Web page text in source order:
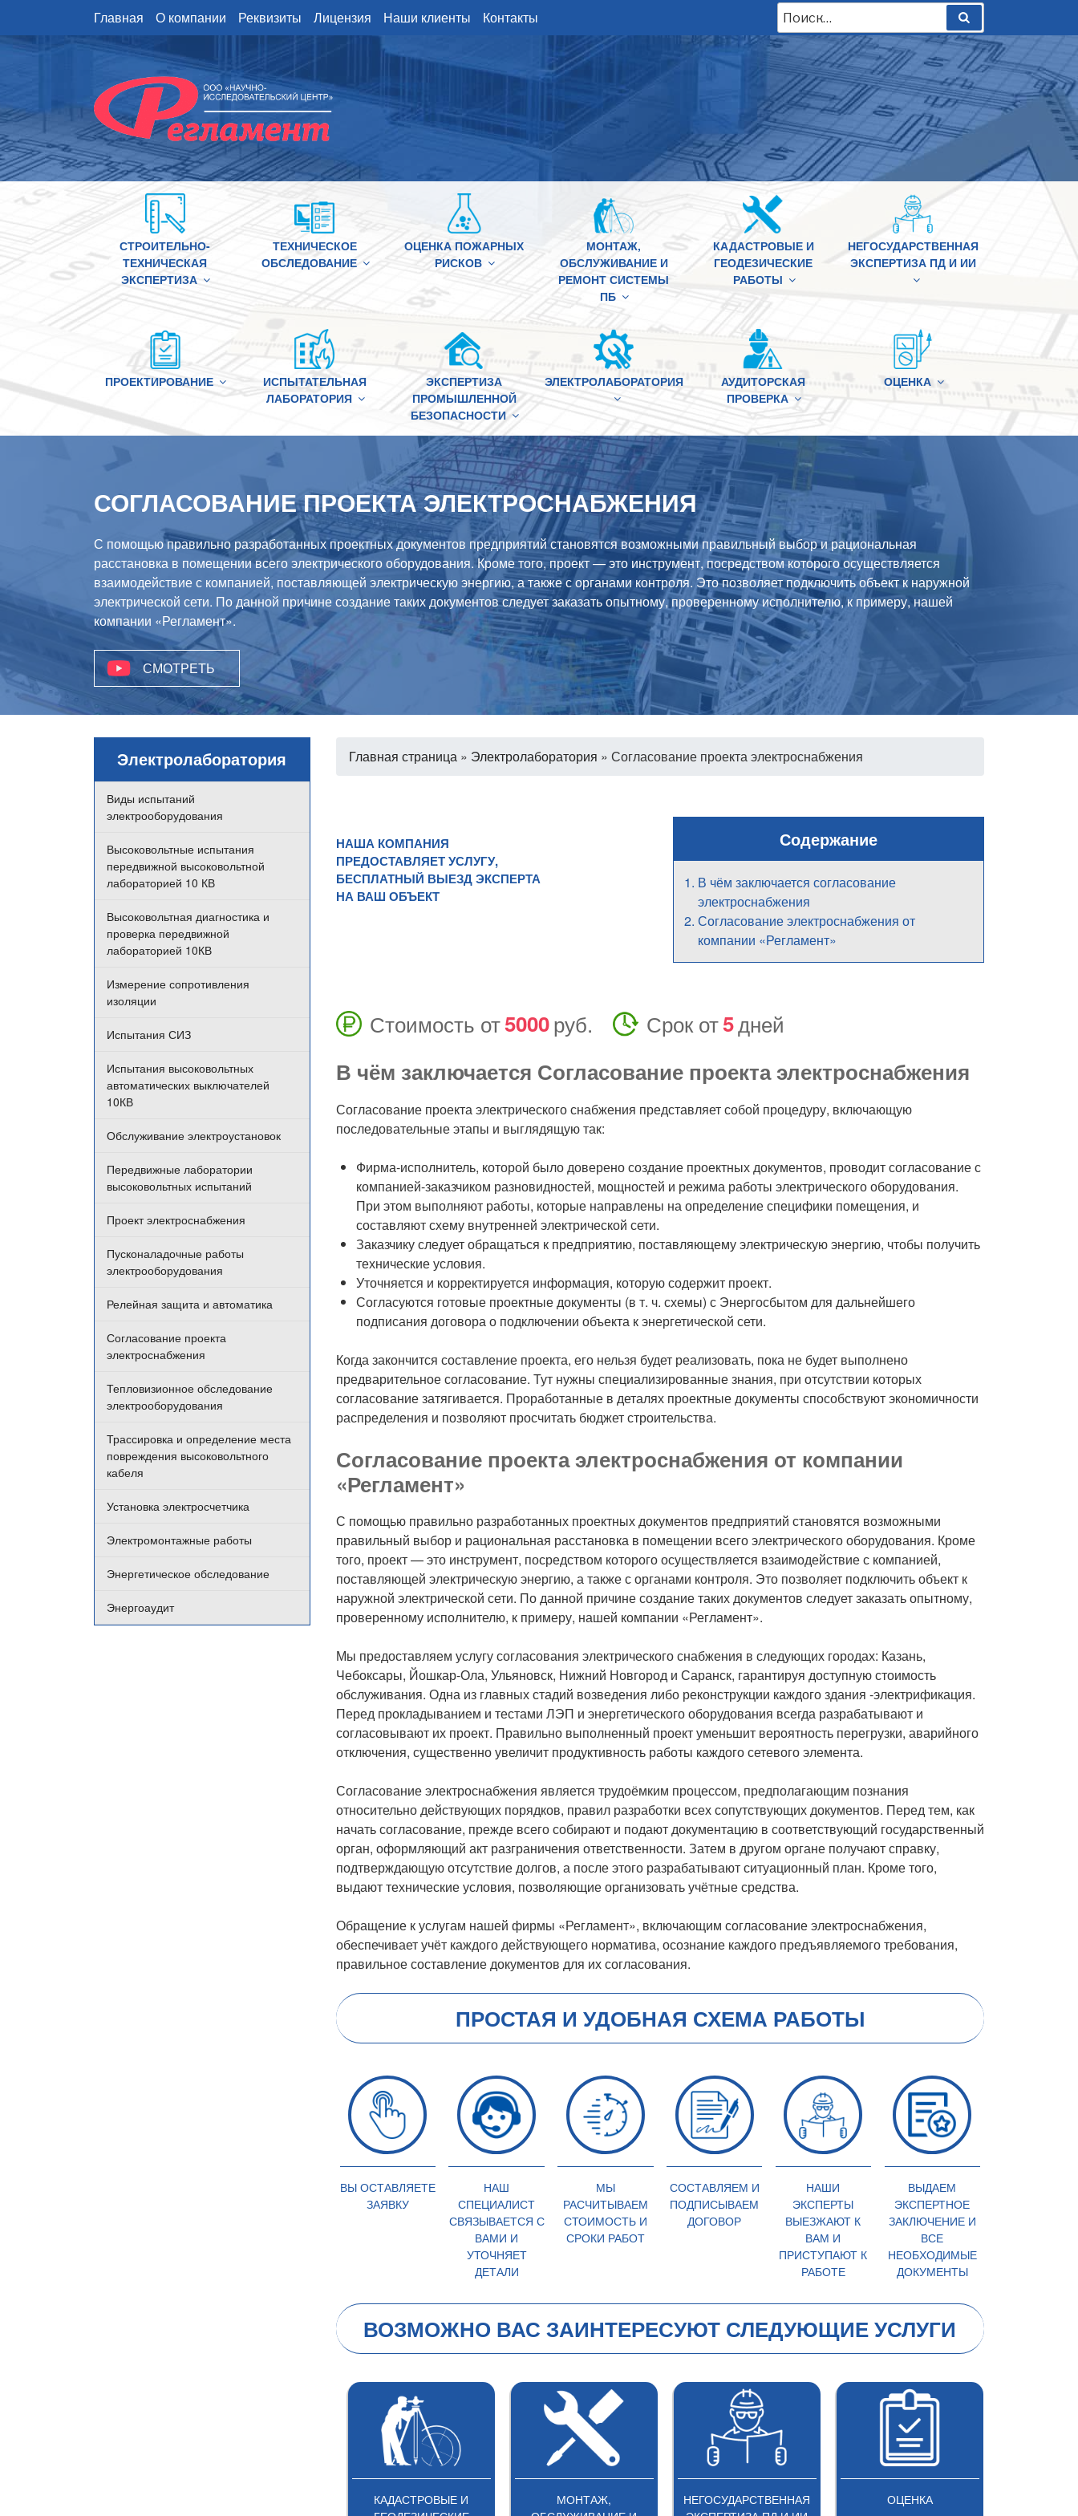
содержимому
Главная О компании Реквизиты Лицензия Наши клиенты Контакты Искать:
СТРОИТЕЛЬНО-
ТЕХНИЧЕСКАЯ
ЭКСПЕРТИЗА
ТЕХНИЧЕСКОЕ
ОБСЛЕДОВАНИЕ
ОЦЕНКА ПОЖАРНЫХ
РИСКОВ
МОНТАЖ,
ОБСЛУЖИВАНИЕ И
РЕМОНТ СИСТЕМЫ
ПБ
КАДАСТРОВЫЕ И
ГЕОДЕЗИЧЕСКИЕ
РАБОТЫ
НЕГОСУДАРСТВЕННАЯ
ЭКСПЕРТИЗА ПД И ИИ
ПРОЕКТИРОВАНИЕ
ИСПЫТАТЕЛЬНАЯ
ЛАБОРАТОРИЯ
ЭКСПЕРТИЗА
ПРОМЫШЛЕННОЙ
БЕЗОПАСНОСТИ
ЭЛЕКТРОЛАБОРАТОРИЯ
АУДИТОРСКАЯ
ПРОВЕРКА
ОЦЕНКА
СОГЛАСОВАНИЕ ПРОЕКТА ЭЛЕКТРОСНАБЖЕНИЯ
С помощью правильно разработанных проектных документов предприятий становятся возможными правильный выбор и рациональная
расстановка в помещении всего электрического оборудования. Кроме того, проект — это инструмент, посредством которого осуществляется
взаимодействие с компанией, поставляющей электрическую энергию, а также с органами контроля. Это позволяет подключить объект к наружной
электрической сети. По данной причине создание таких документов следует заказать опытному, проверенному исполнителю, к примеру, нашей
компании «Регламент».
СМОТРЕТЬ
Электролаборатория
Виды испытаний
электрооборудования
Высоковольтные испытания
передвижной высоковольтной
лабораторией 10 КВ
Высоковольтная диагностика и
проверка передвижной
лабораторией 10КВ
Измерение сопротивления
изоляции
Испытания СИЗ
Испытания высоковольтных
автоматических выключателей
10КВ
Обслуживание электроустановок
Передвижные лаборатории
высоковольтных испытаний
Проект электроснабжения
Пусконаладочные работы
электрооборудования
Релейная защита и автоматика
Согласование проекта
электроснабжения
Тепловизионное обследование
электрооборудования
Трассировка и определение места
повреждения высоковольтного
кабеля
Установка электросчетчика
Электромонтажные работы
Энергетическое обследование
Энергоаудит
Главная страница» Электролаборатория » Согласование проекта электроснабжения
НАША КОМПАНИЯ
ПРЕДОСТАВЛЯЕТ УСЛУГУ,
БЕСПЛАТНЫЙ ВЫЕЗД ЭКСПЕРТА
НА ВАШ ОБЪЕКТ
Содержание
В чём заключается согласование
электроснабжения
Согласование электроснабжения от
компании «Регламент»
Стоимость от5000руб. Срок от5дней
В чём заключается Согласование проекта электроснабжения
Согласование проекта электрического снабжения представляет собой процедуру, включающую
последовательные этапы и выглядящую так:
Фирма-исполнитель, которой было доверено создание проектных документов, проводит согласование с
компанией-заказчиком разновидностей, мощностей и режима работы электрического оборудования.
При этом выполняют работы, которые направлены на определение специфики помещения, и
составляют схему внутренней электрической сети.
Заказчику следует обращаться к предприятию, поставляющему электрическую энергию, чтобы получить
технические условия.
Уточняется и корректируется информация, которую содержит проект.
Согласуются готовые проектные документы (в т. ч. схемы) с Энергосбытом для дальнейшего
подписания договора о подключении объекта к энергетической сети.
Когда закончится составление проекта, его нельзя будет реализовать, пока не будет выполнено
предварительное согласование. Тут нужны специализированные знания, при отсутствии которых
согласование затягивается. Проработанные в деталях проектные документы способствуют экономичности
распределения и позволяют просчитать бюджет строительства.
Согласование проекта электроснабжения от компании
«Регламент»
С помощью правильно разработанных проектных документов предприятий становятся возможными
правильный выбор и рациональная расстановка в помещении всего электрического оборудования. Кроме
того, проект — это инструмент, посредством которого осуществляется взаимодействие с компанией,
поставляющей электрическую энергию, а также с органами контроля. Это позволяет подключить объект к
наружной электрической сети. По данной причине создание таких документов следует заказать опытному,
проверенному исполнителю, к примеру, нашей компании «Регламент».
Мы предоставляем услугу согласования электрического снабжения в следующих городах: Казань,
Чебоксары, Йошкар-Ола, Ульяновск, Нижний Новгород и Саранск, гарантируя доступную стоимость
обслуживания. Одна из главных стадий возведения либо реконструкции каждого здания -электрификация.
Перед прокладыванием и тестами ЛЭП и энергетического оборудования всегда разрабатывают и
согласовывают их проект. Правильно выполненный проект уменьшит вероятность перегрузки, аварийного
отключения, существенно увеличит продуктивность работы каждого сетевого элемента.
Согласование электроснабжения является трудоёмким процессом, предполагающим познания
относительно действующих порядков, правил разработки всех сопутствующих документов. Перед тем, как
начать согласование, прежде всего собирают и подают документацию в соответствующий государственный
орган, оформляющий акт разграничения ответственности. Затем в другом органе получают справку,
подтверждающую отсутствие долгов, а после этого разрабатывают ситуационный план. Кроме того,
выдают технические условия, позволяющие организовать учётные средства.
Обращение к услугам нашей фирмы «Регламент», включающим согласование электроснабжения,
обеспечивает учёт каждого действующего норматива, осознание каждого предъявляемого требования,
правильное составление документов для их согласования.
ПРОСТАЯ И УДОБНАЯ СХЕМА РАБОТЫ
ВЫ ОСТАВЛЯЕТЕ
ЗАЯВКУ
НАШ
СПЕЦИАЛИСТ
СВЯЗЫВАЕТСЯ С
ВАМИ И
УТОЧНЯЕТ
ДЕТАЛИ
МЫ
РАСЧИТЫВАЕМ
СТОИМОСТЬ И
СРОКИ РАБОТ
СОСТАВЛЯЕМ И
ПОДПИСЫВАЕМ
ДОГОВОР
НАШИ
ЭКСПЕРТЫ
ВЫЕЗЖАЮТ К
ВАМ И
ПРИСТУПАЮТ К
РАБОТЕ
ВЫДАЕМ
ЭКСПЕРТНОЕ
ЗАКЛЮЧЕНИЕ И
ВСЕ
НЕОБХОДИМЫЕ
ДОКУМЕНТЫ
ВОЗМОЖНО ВАС ЗАИНТЕРЕСУЮТ СЛЕДУЮЩИЕ УСЛУГИ
КАДАСТРОВЫЕ И
МОНТАЖ,
НЕГОСУДАРСТВЕННАЯ
ОЦЕНКА